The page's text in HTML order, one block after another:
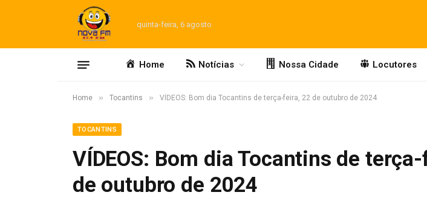
quinta-feira, 6 agosto
Home Notícias Nossa Cidade Locutores
Home » Tocantins » VÍDEOS: Bom dia Tocantins de terça-feira, 22 de outubro de 2024
TOCANTINS
VÍDEOS: Bom dia Tocantins de
de outubro de 2024